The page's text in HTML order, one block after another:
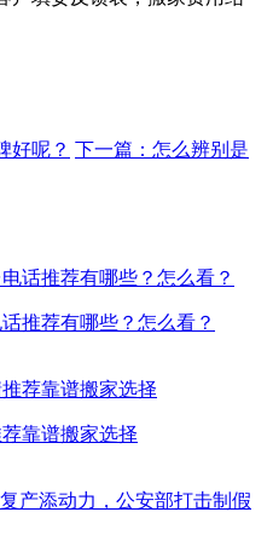
好呢？ 下一篇：怎么辨别是
推荐有哪些？怎么看？
靠谱搬家选择